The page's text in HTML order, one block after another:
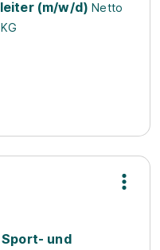
(m/w/d) Netto
und